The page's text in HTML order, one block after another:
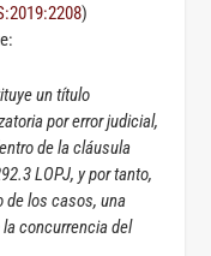
)
un título
por error judicial,
de la cláusula
LOPJ, y por tanto,
de los casos, una
concurrencia del